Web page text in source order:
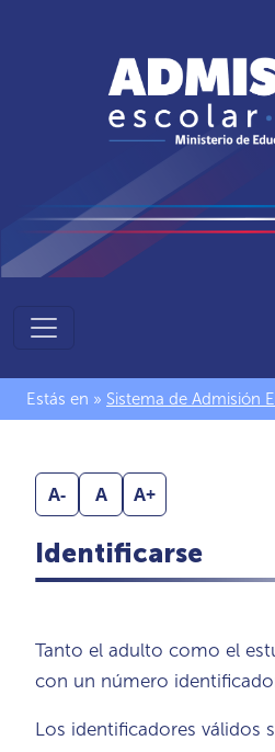
de
Admisión
Escolar
Estás en » Sistema de Admisión
A- A A+
Identificarse
Tanto el adulto como el
con un número
Los identificadores válidos